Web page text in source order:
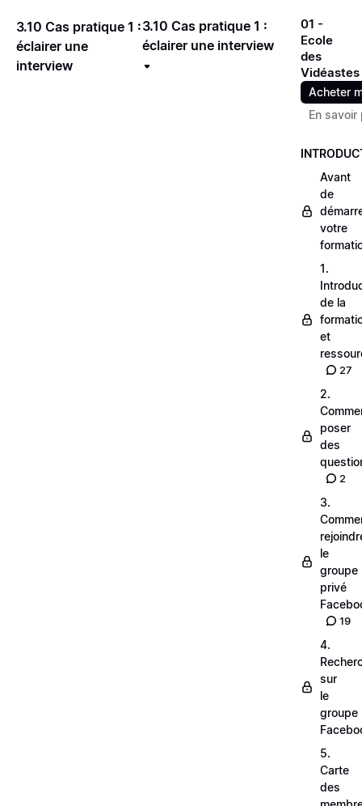
3.10 Cas pratique 1 :
éclairer une
interview
3.10 Cas pratique 1 :
éclairer une interview
01 -
Ecole
des
Vidéastes
Acheter
En savoir
Avant
de
votre
1.
de la
et
27
2.
poser
des
2
3.
le
groupe
privé
19
4.
sur
le
groupe
5.
Carte
des